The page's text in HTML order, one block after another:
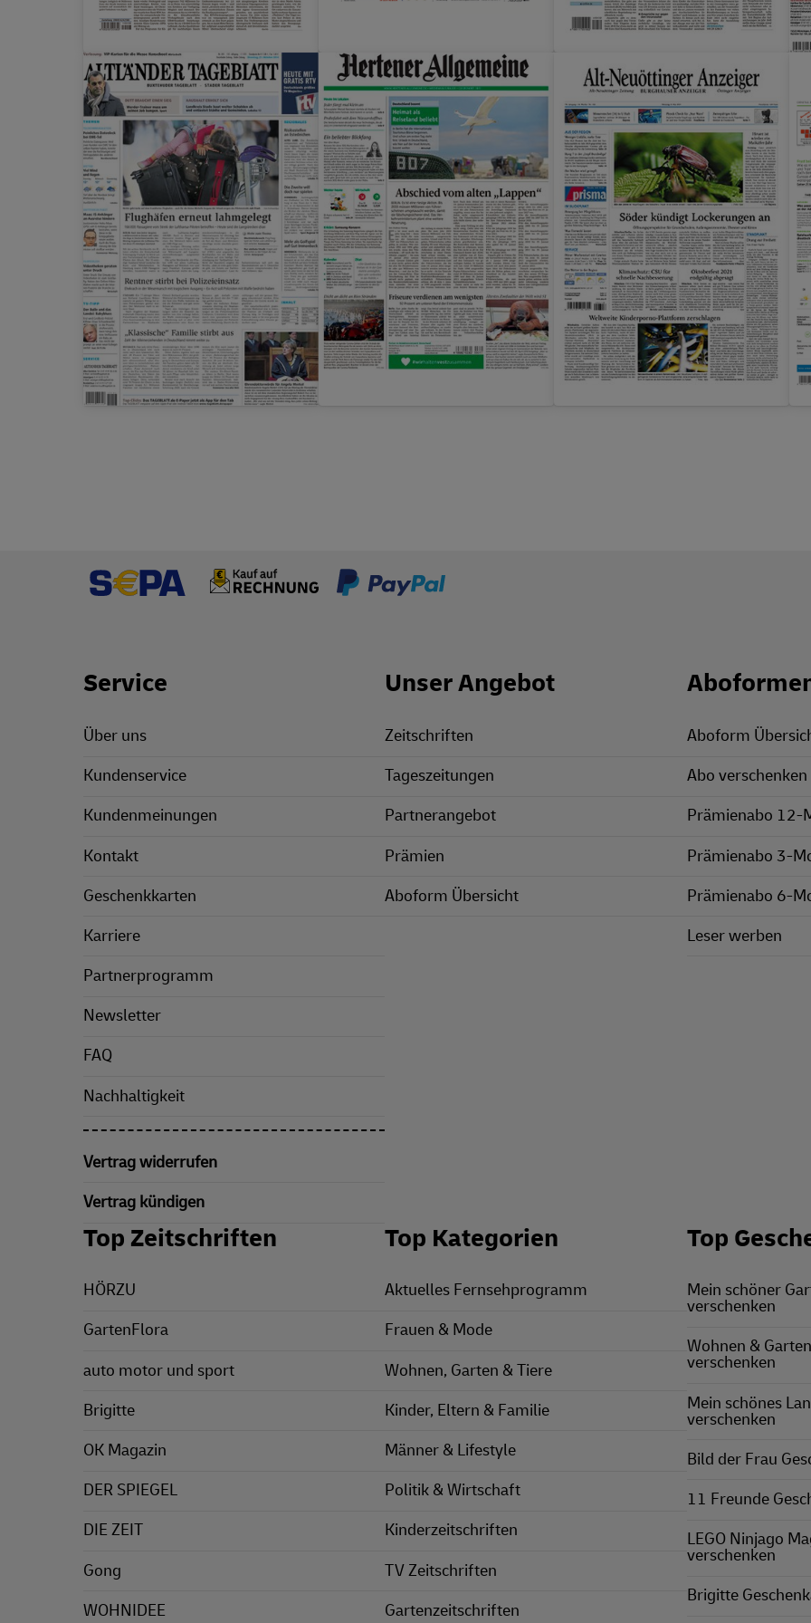
Footer Links
Service
Über uns
Kundenservice
Kundenmeinungen
Kontakt
Geschenkkarten
Karriere
Partnerprogramm
Newsletter
FAQ
Nachhaltigkeit
Vertrag widerrufen
Vertrag kündigen
Unser Angebot
Zeitschriften
Tageszeitungen
Partnerangebot
Prämien
Aboform Übersicht
Aboform
Abo verschenken
Prämienabo 12-
Prämienabo 3-
Prämienabo 6-
Leser werben
Top Zeitschriften
HÖRZU
GartenFlora
auto motor und sport
Brigitte
OK Magazin
DER SPIEGEL
DIE ZEIT
Gong
WOHNIDEE
Top Kategorien
Aktuelles Fernsehprogramm
Frauen & Mode
Wohnen, Garten & Tiere
Kinder, Eltern & Familie
Männer & Lifestyle
Politik & Wirtschaft
Kinderzeitschriften
TV Zeitschriften
Gartenzeitschriften
Top
Mein schöner
verschenken
Wohnen &
verschenken
Mein schönes
verschenken
Bild der Frau
11 Freunde
LEGO Ninjago
verschenken
Brigitte